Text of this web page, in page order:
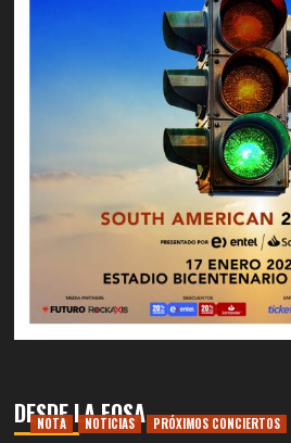
DESDE LA FOSA
NOTA NOTICIAS PRÓXIMOS CONCIERTOS